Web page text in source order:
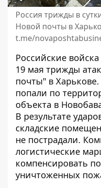
Россия трижды в
Новой почты в
t.me/
Российские
19 мая трижды
почты" в
попали по
объекта в
В результате
складские
не пострадали.
логистические
компенсировать
уничтоженных